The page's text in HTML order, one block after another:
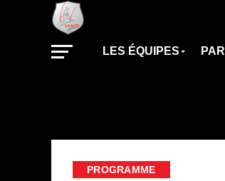
LES ÉQUIPES
PROGRAMME